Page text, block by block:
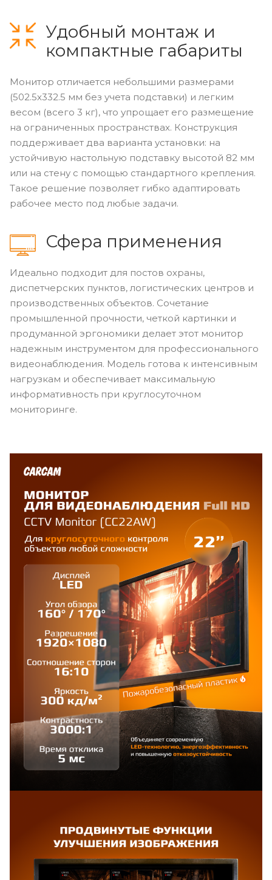
Удобный монтаж и
компактные габариты
Монитор отличается небольшими размерами
(502.5х332.5 мм без учета подставки) и легким
весом (всего 3 кг), что упрощает его размещение
на ограниченных пространствах. Конструкция
поддерживает два варианта установки: на
устойчивую настольную подставку высотой 82 мм
или на стену с помощью стандартного крепления.
Такое решение позволяет гибко адаптировать
рабочее место под любые задачи.
Сфера применения
Идеально подходит для постов охраны,
диспетчерских пунктов, логистических центров и
производственных объектов. Сочетание
промышленной прочности, четкой картинки и
продуманной эргономики делает этот монитор
надежным инструментом для профессионального
видеонаблюдения. Модель готова к интенсивным
нагрузкам и обеспечивает максимальную
информативность при круглосуточном
мониторинге.